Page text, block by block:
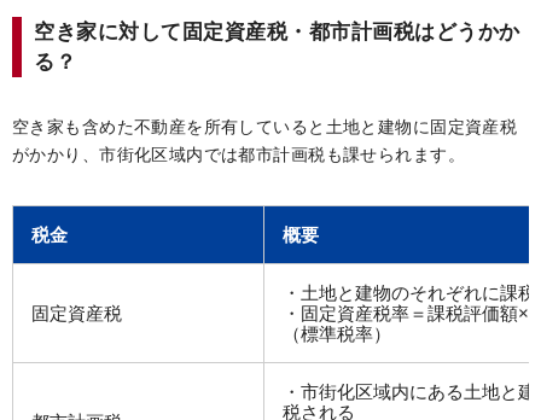
空き家に対して固定資産税・都市計画税はどうかか
る？
空き家も含めた不動産を所有していると土地と建物に固定資産税
がかかり、市街化区域内では都市計画税も課せられます。
税金 概要
固定資産税
・土地と建物のそれぞれに課
・固定資産税率＝課税評価額
（標準税率）
・市街化区域内にある土地と
税される